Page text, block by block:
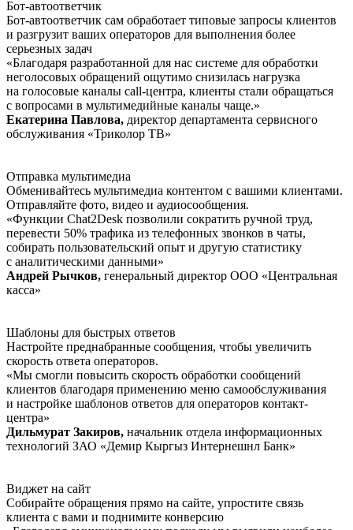
Бот-автоответчик
Бот-автоответчик сам обработает типовые запросы клиентов
и разгрузит ваших операторов для выполнения более
серьезных задач
«Благодаря разработанной для нас системе для обработки
неголосовых обращений ощутимо снизилась нагрузка
на голосовые каналы call-центра, клиенты стали обращаться
с вопросами в мультимедийные каналы чаще.»
Екатерина Павлова, директор департамента сервисного
обслуживания «Триколор ТВ»
Отправка мультимедиа
Обменивайтесь мультимедиа контентом с вашими клиентами.
Отправляйте фото, видео и аудиосообщения.
«Функции Chat2Desk позволили сократить ручной труд,
перевести 50% трафика из телефонных звонков в чаты,
собирать пользовательский опыт и другую статистику
с аналитическими данными»
Андрей Рычков, генеральный директор ООО «Центральная
касса»
Шаблоны для быстрых ответов
Настройте преднабранные сообщения, чтобы увеличить
скорость ответа операторов.
«Мы смогли повысить скорость обработки сообщений
клиентов благодаря применению меню самообслуживания
и настройке шаблонов ответов для операторов контакт-
центра»
Дильмурат Закиров, начальник отдела информационных
технологий ЗАО «Демир Кыргыз Интернешнл Банк»
Виджет на сайт
Собирайте обращения прямо на сайте, упростите связь
клиента с вами и поднимите конверсию